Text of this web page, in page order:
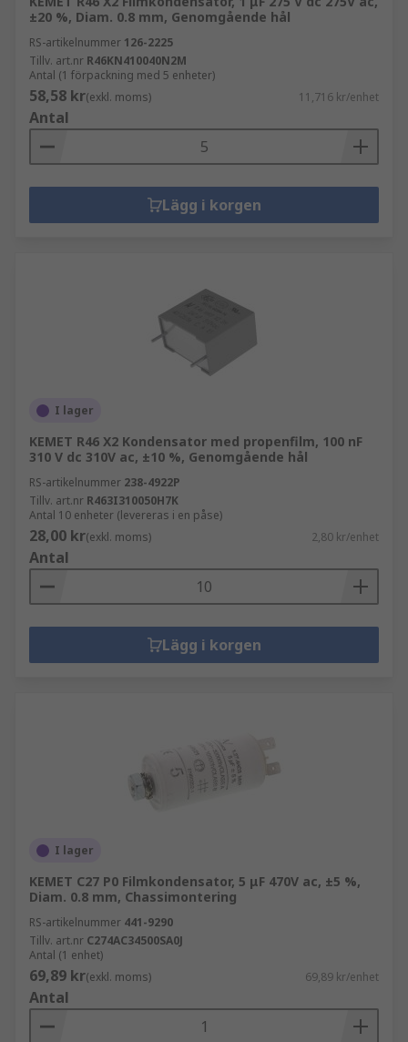
±20 %, Diam. 0.8 mm, Genomgående hål
RS-artikelnummer 126-2225
Tillv. art.nr R46KN410040N2M
Antal (1 förpackning med 5 enheter)
58,58 kr(exkl. moms) 11,716 kr/enhet
Antal
Lägg i korgen
I lager
KEMET R46 X2 Kondensator med propenfilm, 100 nF
310 V dc 310V ac, ±10 %, Genomgående hål
RS-artikelnummer 238-4922P
Tillv. art.nr R463I310050H7K
Antal 10 enheter (levereras i en påse)
28,00 kr(exkl. moms) 2,80 kr/enhet
Antal
Lägg i korgen
I lager
KEMET C27 P0 Filmkondensator, 5 μF 470V ac, ±5 %,
Diam. 0.8 mm, Chassimontering
RS-artikelnummer 441-9290
Tillv. art.nr C274AC34500SA0J
Antal (1 enhet)
69,89 kr(exkl. moms) 69,89 kr/enhet
Antal